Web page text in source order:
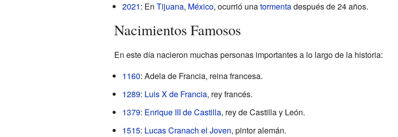
2021: En Tijuana, México, ocurrió unatormentadespués de 24 años.
Nacimientos Famosos
En este día nacieron muchas personas importantes a lo largo de la historia:
1160: Adela de Francia, reina francesa.
1289: Luis X de Francia, rey francés.
1379: Enrique III de Castilla, rey de Castilla y León.
1515: Lucas Cranach el Joven, pintor alemán.